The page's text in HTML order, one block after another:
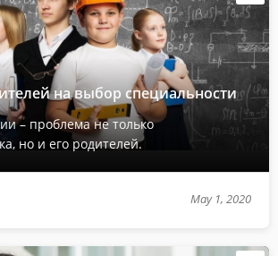
на выбор специальности
– проблема не только
но и его родителей.
May 1, 2020